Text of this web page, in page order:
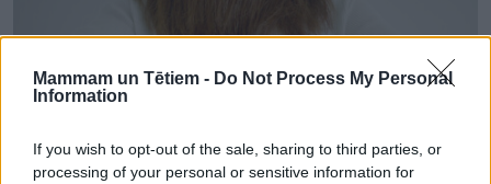
Mammam un Tētiem - Do Not Process My Personal
Information
If you wish to opt-out of the sale, sharing to third parties, or
processing of your personal or sensitive information for